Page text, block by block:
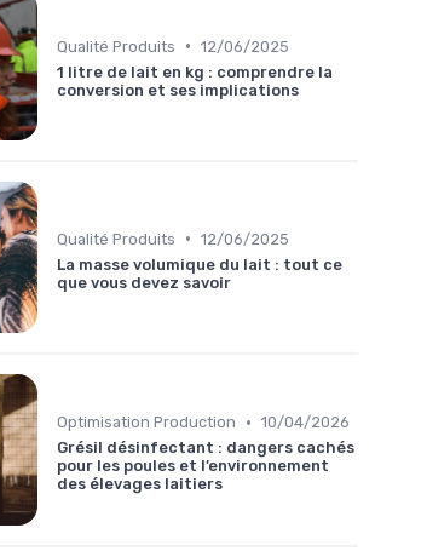
Qualité Produits • 12/06/2025
1 litre de lait en kg : comprendre la
conversion et ses implications
Qualité Produits • 12/06/2025
La masse volumique du lait : tout ce
que vous devez savoir
Optimisation Production • 10/04/2026
Grésil désinfectant : dangers cachés
pour les poules et l’environnement
des élevages laitiers